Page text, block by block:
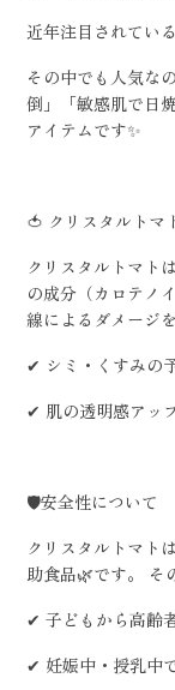
近年注目されてい
その中でも人気な
倒」「敏感肌で日
アイテムです✨
🍅 クリスタルトマ
クリスタルトマト
の成分（カロテノ
線によるダメージ
✔ シミ・くすみの
✔ 肌の透明感アッ
🛡️安全性について
クリスタルトマト
助食品🌿です。 そ
✔ 子どもから高齢
✔ 妊娠中・授乳中